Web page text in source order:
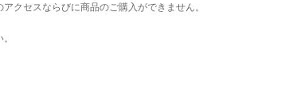
クセスならびに商品のご購入ができません。